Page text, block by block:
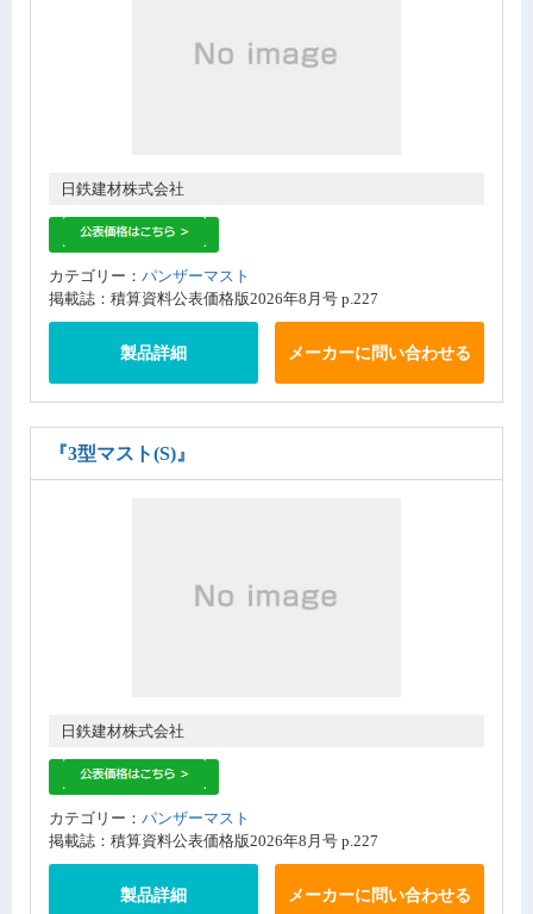
日鉄建材株式会社
カテゴリー： パンザーマスト
掲載誌：積算資料公表価格版2026年8月号 p.227
製品詳細 メーカーに問い合わせる
『3型マスト(S)』
日鉄建材株式会社
カテゴリー： パンザーマスト
掲載誌：積算資料公表価格版2026年8月号 p.227
製品詳細 メーカーに問い合わせる